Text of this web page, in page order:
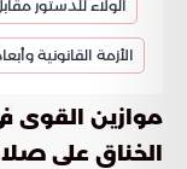
الولاء للدستور
الأزمة القانونية
موازين
الخناق على